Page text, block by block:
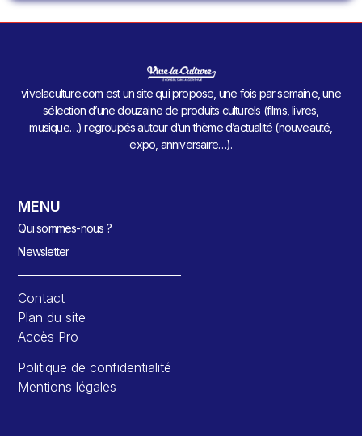
vivelaculture.com est un site qui propose, une fois par semaine, une
sélection d’une douzaine de produits culturels (films, livres,
musique…) regroupés autour d’un thème d’actualité (nouveauté,
expo, anniversaire…).
MENU
Qui sommes-nous ?
Newsletter
Contact
Plan du site
Accès Pro
Politique de confidentialité
Mentions légales